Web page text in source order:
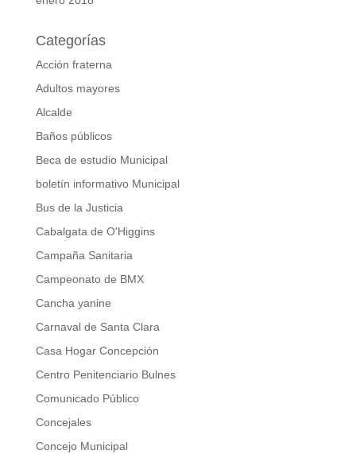
Categorías
Acción fraterna
Adultos mayores
Alcalde
Baños públicos
Beca de estudio Municipal
boletín informativo Municipal
Bus de la Justicia
Cabalgata de O'Higgins
Campaña Sanitaria
Campeonato de BMX
Cancha yanine
Carnaval de Santa Clara
Casa Hogar Concepción
Centro Penitenciario Bulnes
Comunicado Público
Concejales
Concejo Municipal